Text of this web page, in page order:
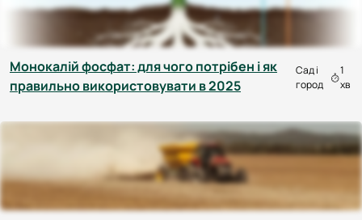
Монокалій фосфат: для чого потрібен і як
правильно використовувати в 2025
Сад і
город
1
хв